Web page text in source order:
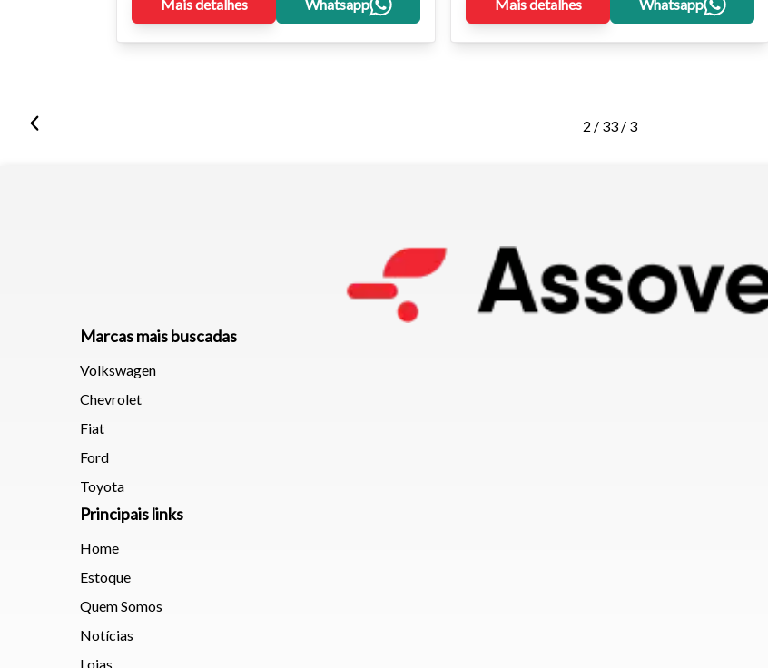
Mais detalhes Whatsapp Mais detalhes Whatsapp
2 / 33 / 3
Marcas mais buscadas
Volkswagen
Chevrolet
Fiat
Ford
Toyota
Principais links
Home
Estoque
Quem Somos
Notícias
Lojas